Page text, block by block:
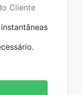
Cliente